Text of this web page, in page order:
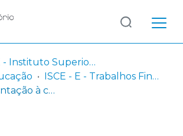
ISCE - Instituto Superior de Ciências Educativas
ISCE - E - Trabalhos Finais de Mestrado
Da experimentação à comunidade da ciência: da Educação Pré-Escolar ao 1º Ciclo do Ensino Básico